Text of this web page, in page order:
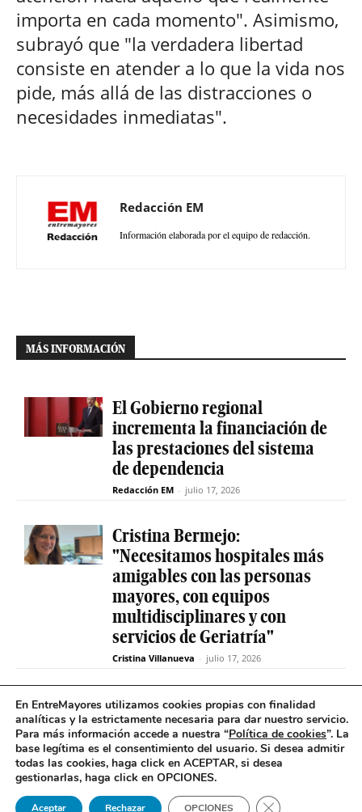
importa en cada momento". Asimismo,
subrayó que "la verdadera libertad
consiste en atender a lo que la vida nos
pide, más allá de las distracciones o
necesidades inmediatas".
Redacción EM
Información elaborada por el equipo de redacción.
MÁS INFORMACIÓN
El Gobierno regional
incrementa la financiación de
las prestaciones del sistema
de dependencia
Redacción EM - julio 17, 2026
Cristina Bermejo:
"Necesitamos hospitales más
amigables con las personas
mayores, con equipos
multidisciplinares y con
servicios de Geriatría"
Cristina Villanueva - julio 17, 2026
Convive abre el plazo de
inscripción para estudiantes
y celebra 30 años uniendo a
jóvenes y mayores en Madrid
En EntreMayores utilizamos cookies propias con finalidad
analíticas y la estrictamente necesaria para dar nuestro servicio.
Para más información accede a nuestra “Política de cookies”. La
base legítima es el consentimiento del usuario. Si desea admitir
todas las cookies, haga click en ACEPTAR, si desea
gestionarlas, haga click en OPCIONES.
Aceptar Rechazar OPCIONES Cerrar el banner